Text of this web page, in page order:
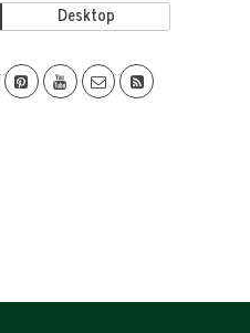
Desktop